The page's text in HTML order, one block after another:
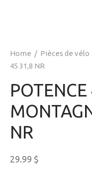
Home / Pièces de vélo
45 31,8 NR
NR
29.99 $